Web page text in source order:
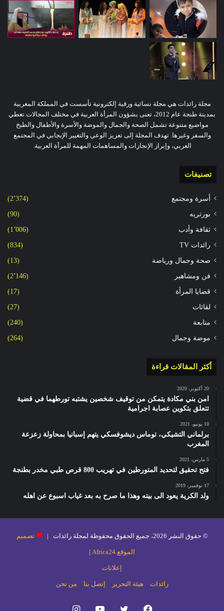
مجلة رائدات هي مجلة نسائية ورقية إلكترونية تأسست في المملكة المغربية
بمدينة طنجة عام 2012، تعنى بشؤون المرأة العربية في مختلف المجالات.تغطي
مواضيع متنوعة تشمل الصحة والجمال والموضة والأسرة والأطفال والطبخ
والسفر وغيرها. تهدف المجلة إلى تعزيز الوعي والتغيير الإيجابي في المجتمع
العربي، وإبراز الإنجازات والمساهمات المهمة للمرأة العربية.
تصنيفات
أسرة ومجتمع (2٬374)
بورتريه (90)
ثقافة وأدب (1٬006)
رائدات TV (834)
صحة وجمال ورياضة (13)
فن ومشاهير (2٬146)
قضايا المرأة (17)
لقائات (27)
متابعة (240)
موضة وجمال (264)
أكثر المقالات قراءة
20 أكتوبر، 2020
امن بني مكادة يتمكن من توقيف شخصين يشتبه تورطهما في قضية
تتعلق بتكوين عصابة اجرامية
10 يونيو، 2021
برلماني التشيكي، توماس ديشوفسكي يتهم إسبانيا بمحاولة زعزعة
المغرب
5 مارس، 2021
فتح تحقيق لتحديد المتورطين في تهريب 800 قرص طبي مخدر بطنجة
17 نوفمبر، 2019
ولد الكرية يعود الى بيته وهذا ما صرح به بعد غياب اسبوع عن اهله
© حقوق النشر 2026، جميع الحقوق محفوظة لمجلة رائدات | تصميم
الموقع Africa24 |
إعلانات
رائدات هيئة التحرير إتصل بنا من نحن
فيسبوك تويتر يوتيوبانستقرام